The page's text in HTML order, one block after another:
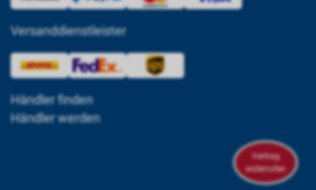
Versanddienstleister
Händler finden
Händler werden
Vertrag
widerrufen